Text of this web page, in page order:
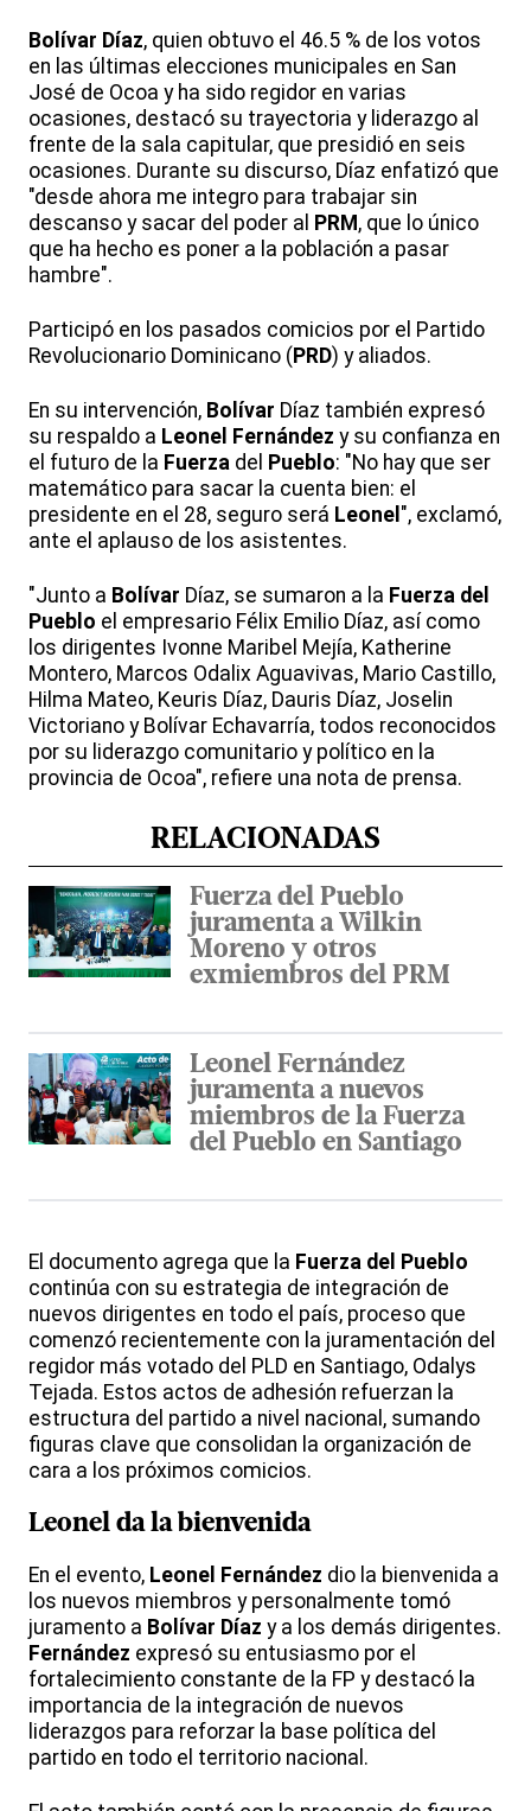
Bolívar Díaz, quien obtuvo el 46.5 % de los votos
en las últimas elecciones municipales en San
José de Ocoa y ha sido regidor en varias
ocasiones, destacó su trayectoria y liderazgo al
frente de la sala capitular, que presidió en seis
ocasiones. Durante su discurso, Díaz enfatizó que
"desde ahora me integro para trabajar sin
descanso y sacar del poder al PRM , que lo único
que ha hecho es poner a la población a pasar
hambre".
Participó en los pasados comicios por el Partido
Revolucionario Dominicano ( PRD) y aliados.
En su intervención, Bolívar Díaz también expresó
su respaldo a Leonel Fernández y su confianza en
el futuro de la Fuerza del Pueblo: "No hay que ser
matemático para sacar la cuenta bien: el
presidente en el 28, seguro será Leonel ", exclamó,
ante el aplauso de los asistentes.
"Junto a Bolívar Díaz, se sumaron a la Fuerza del
Pueblo el empresario Félix Emilio Díaz, así como
los dirigentes Ivonne Maribel Mejía, Katherine
Montero, Marcos Odalix Aguavivas, Mario Castillo,
Hilma Mateo, Keuris Díaz, Dauris Díaz, Joselin
Victoriano y Bolívar Echavarría, todos reconocidos
por su liderazgo comunitario y político en la
provincia de Ocoa", refiere una nota de prensa.
RELACIONADAS
Fuerza del Pueblo
juramenta a Wilkin
Moreno y otros
exmiembros del PRM
Leonel Fernández
juramenta a nuevos
miembros de la Fuerza
del Pueblo en Santiago
El documento agrega que la Fuerza del Pueblo
continúa con su estrategia de integración de
nuevos dirigentes en todo el país, proceso que
comenzó recientemente con la juramentación del
regidor más votado del PLD en Santiago, Odalys
Tejada. Estos actos de adhesión refuerzan la
estructura del partido a nivel nacional, sumando
figuras clave que consolidan la organización de
cara a los próximos comicios.
Leonel da la bienvenida
En el evento, Leonel Fernández dio la bienvenida a
los nuevos miembros y personalmente tomó
juramento a Bolívar Díaz y a los demás dirigentes.
Fernández expresó su entusiasmo por el
fortalecimiento constante de la FP y destacó la
importancia de la integración de nuevos
liderazgos para reforzar la base política del
partido en todo el territorio nacional.